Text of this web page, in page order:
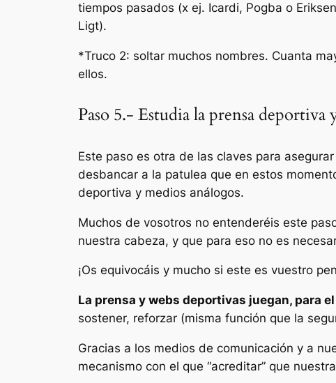
tiempos pasados (x ej. Icardi, Pogba o
Ligt).
*Truco 2: soltar muchos nombres. Cuanta
ellos.
Paso 5.- Estudia la prensa
Este paso es otra de las claves para
desbancar a la patulea que en estos
deportiva y medios análogos.
Muchos de vosotros no entenderéis este
nuestra cabeza, y que para eso no es
¡Os equivocáis y mucho si este es vuestro
La prensa y webs deportivas juegan, para
sostener, reforzar (misma función que la
Gracias a los medios de comunicación y a
mecanismo con el que “acreditar” que